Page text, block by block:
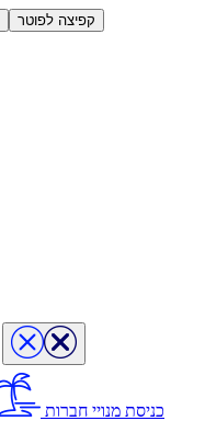
קפיצה לפוטר
כניסת מנויי חברות